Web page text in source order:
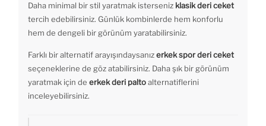
Daha minimal bir stil yaratmak isterseniz klasik deri ceket
tercih edebilirsiniz. Günlük kombinlerde hem konforlu
hem de dengeli bir görünüm yaratabilirsiniz.
Farklı bir alternatif arayışındaysanızerkek spor deri ceket
seçeneklerine de göz atabilirsiniz. Daha şık bir görünüm
yaratmak için de erkek deri paltoalternatiflerini
inceleyebilirsiniz.